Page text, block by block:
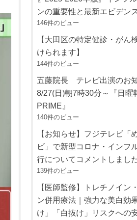
ンの重要性と最新エビデンス
146件のビュー
【大田区の特定健診・がん
けられます】
144件のビュー
五藤院長 テレビ出演のお
8/27(日)朝7時30分～『日曜
PRIME』
140件のビュー
【お知らせ】フジテレビ「
ビ」で新型コロナ・インフ
行についてコメントしまし
139件のビュー
【医師監修】トレチノイン
ン併用療法｜強力な美白効
け」「白抜け」リスクへの